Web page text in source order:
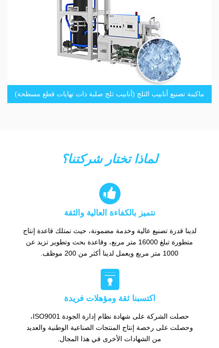
ماكينة تصنيع أنابيب الثلج (أنابيب ثلج صلبة ذات نهايات قطع مسطحة)
لماذا تختار شركتنا؟

نتميز بالكفاءة العالية والثقة
لدينا قدرة تصنيع عالية وخدمة مضمونة، حيث نمتلك قاعدة إنتاج
متطورة تبلغ 16000 متر مربع، وقاعدة بحث وتطوير تزيد عن
1000 متر مربع ويعمل لدينا أكثر من 200 موظف.

اكتسبنا ثقة ومؤهلات فريدة
حصلت الشركة على شهادة نظام إدارة الجودة ISO9001،
وحصلت على رخصة إنتاج المنتجات الصناعية الوطنية والعديد
من الشهادات الأخرى في هذا المجال.